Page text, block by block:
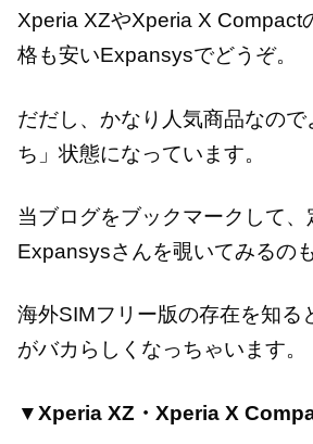
Xperia XZやXperia X Compact
格も安いExpansysでどうぞ。
だだし、かなり人気商品なの
ち」状態になっています。
当ブログをブックマークして、
Expansysさんを覗いてみるの
海外SIMフリー版の存在を知る
がバカらしくなっちゃいます。
▼Xperia XZ・Xperia X